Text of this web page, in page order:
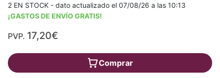
2 EN STOCK - dato actualizado el 07/08/26 a las 10:13
¡GASTOS DE ENVÍO GRATIS!
PVP. 17,20€
Comprar